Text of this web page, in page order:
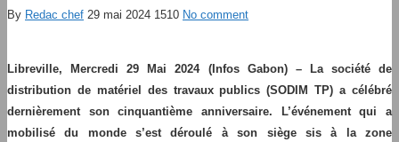
By Redac chef 29 mai 2024 1510 No comment
Libreville, Mercredi 29 Mai 2024 (Infos Gabon) – La société de
distribution de matériel des travaux publics (SODIM TP) a célébré
dernièrement son cinquantième anniversaire. L’événement qui a
mobilisé du monde s’est déroulé à son siège sis à la zone